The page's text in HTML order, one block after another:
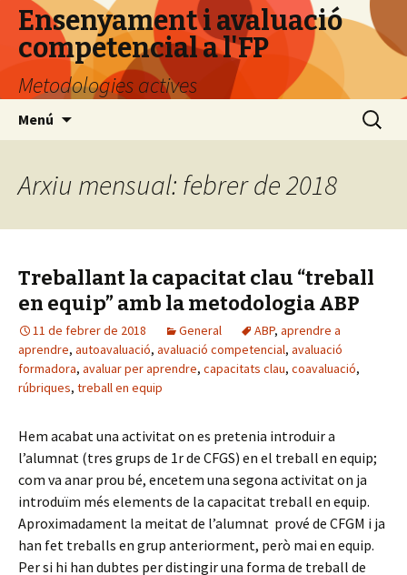
Ensenyament i avaluació
competencial a l'FP
Metodologies actives
Menú Cerca:
Arxiu mensual: febrer de 2018
Treballant la capacitat clau “treball
en equip” amb la metodologia ABP
11 de febrer de 2018 General ABP, aprendre a
aprendre, autoavaluació, avaluació competencial, avaluació
formadora, avaluar per aprendre, capacitats clau, coavaluació,
rúbriques, treball en equip
Hem acabat una activitat on es pretenia introduir a
l’alumnat (tres grups de 1r de CFGS) en el treball en equip;
com va anar prou bé, encetem una segona activitat on ja
introduïm més elements de la capacitat treball en equip.
Aproximadament la meitat de l’alumnat prové de CFGM i ja
han fet treballs en grup anteriorment, però mai en equip.
Per si hi han dubtes per distingir una forma de treball de